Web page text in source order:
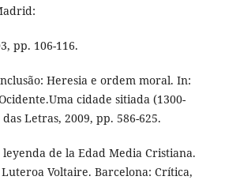
pp. 106-116.
Heresia e ordem moral. In:
cidade sitiada (1300-
das Letras, 2009, pp. 586-625.
leyenda de la Edad Media Cristiana.
Voltaire. Barcelona: Crítica,